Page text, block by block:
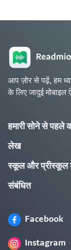
आप ज़ोर से पढ़ें, हम
के लिए जादुई मोबाइल
हमारी सोने से पहले
लेख
स्कूल और प्रीस्कूल
संबंधित
Facebook
Instagram